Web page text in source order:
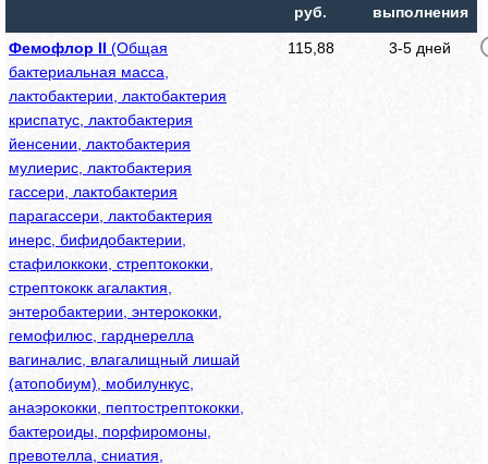
руб.
выполнения
Фемофлор II (Общая
бактериальная масса,
лактобактерии, лактобактерия
криспатус, лактобактерия
йенсении, лактобактерия
мулиерис, лактобактерия
гассери, лактобактерия
парагассери, лактобактерия
инерс, бифидобактерии,
стафилоккоки, стрептококки,
стрептококк агалактия,
энтеробактерии, энтерококки,
гемофилюс, гарднерелла
вагиналис, влагалищный лишай
(атопобиум), мобилункус,
анаэрококки, пептострептококки,
бактероиды, порфиромоны,
превотелла, сниатия,
115,88 3-5 дней